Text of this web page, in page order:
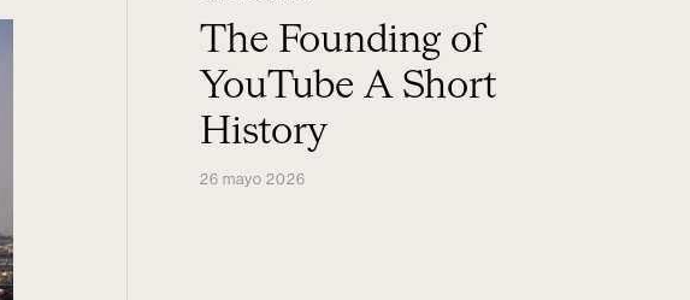
The Founding of
YouTube A Short
History
26 mayo 2026